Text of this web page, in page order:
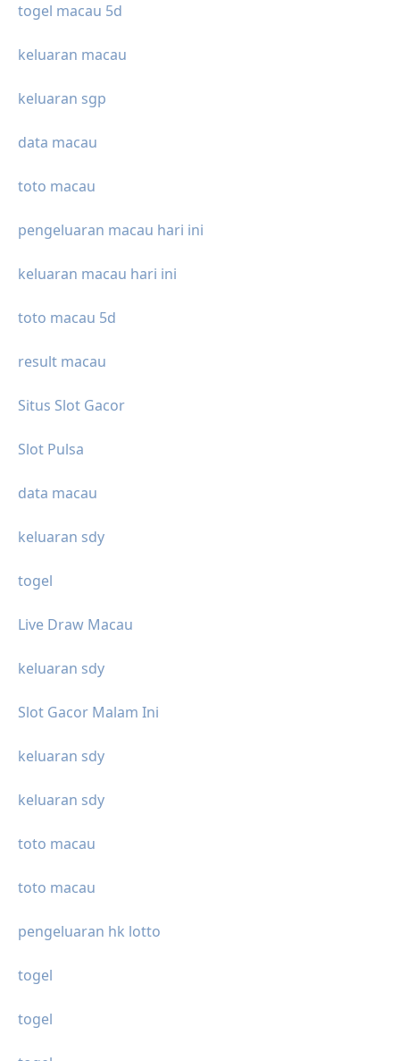
togel macau 5d
keluaran macau
keluaran sgp
data macau
toto macau
pengeluaran macau hari ini
keluaran macau hari ini
toto macau 5d
result macau
Situs Slot Gacor
Slot Pulsa
data macau
keluaran sdy
togel
Live Draw Macau
keluaran sdy
Slot Gacor Malam Ini
keluaran sdy
keluaran sdy
toto macau
toto macau
pengeluaran hk lotto
togel
togel